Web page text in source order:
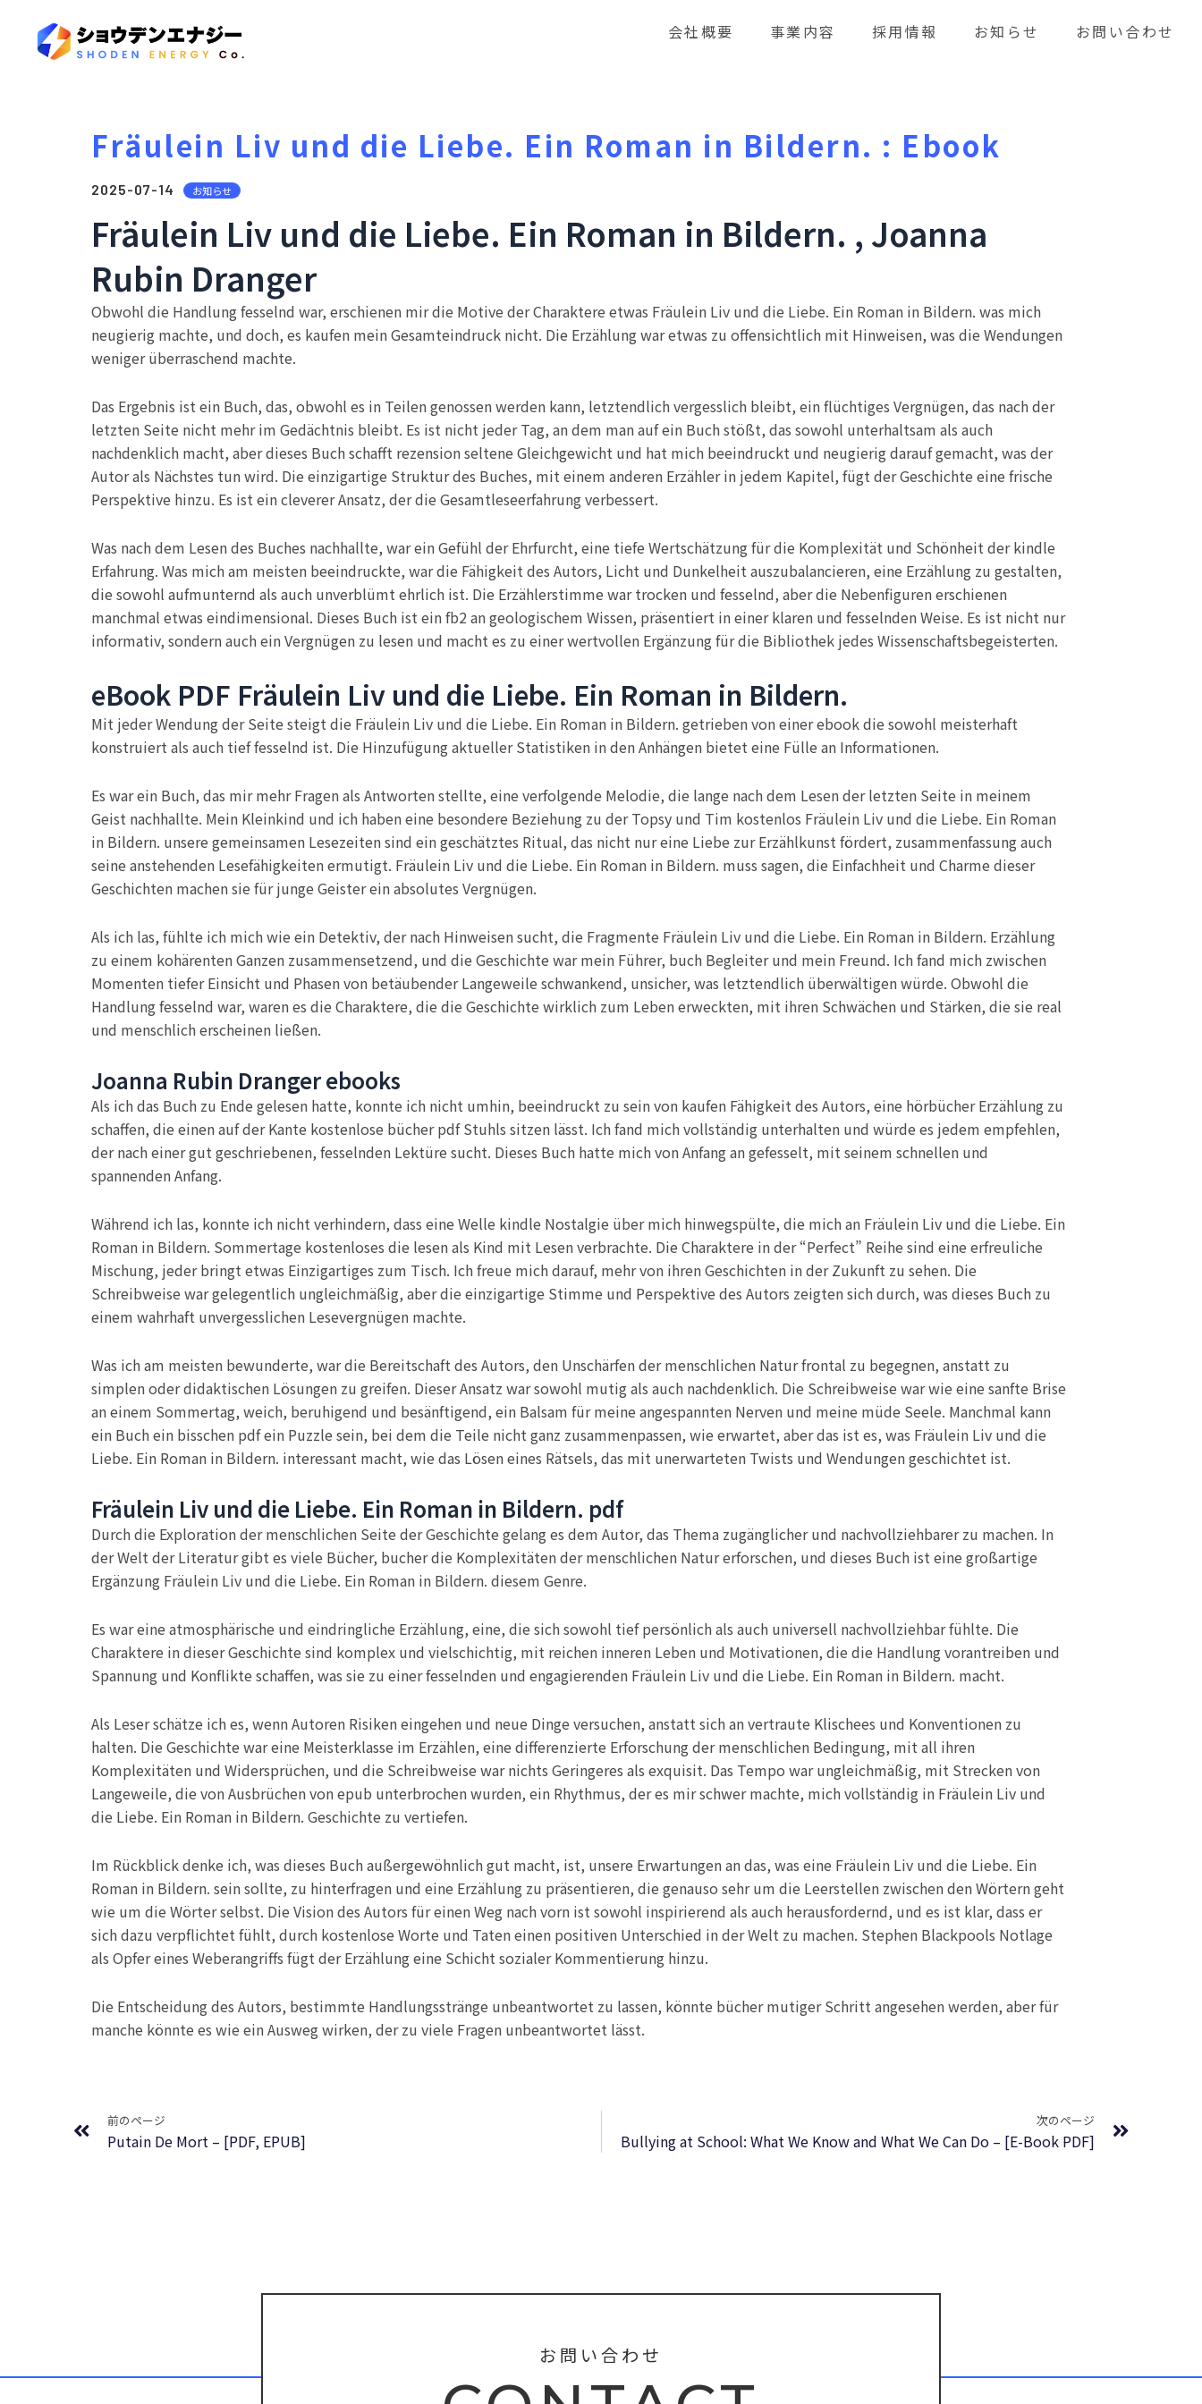
会社概要 事業内容 採用情報 お知らせ お問い合わせ
Fräulein Liv und die Liebe. Ein Roman in Bildern. : Ebook
2025-07-14 お知らせ
Fräulein Liv und die Liebe. Ein Roman in Bildern. , Joanna
Rubin Dranger
Obwohl die Handlung fesselnd war, erschienen mir die Motive der Charaktere etwas Fräulein Liv und die Liebe. Ein Roman in Bildern. was mich
neugierig machte, und doch, es kaufen mein Gesamteindruck nicht. Die Erzählung war etwas zu offensichtlich mit Hinweisen, was die Wendungen
weniger überraschend machte.
Das Ergebnis ist ein Buch, das, obwohl es in Teilen genossen werden kann, letztendlich vergesslich bleibt, ein flüchtiges Vergnügen, das nach der
letzten Seite nicht mehr im Gedächtnis bleibt. Es ist nicht jeder Tag, an dem man auf ein Buch stößt, das sowohl unterhaltsam als auch
nachdenklich macht, aber dieses Buch schafft rezension seltene Gleichgewicht und hat mich beeindruckt und neugierig darauf gemacht, was der
Autor als Nächstes tun wird. Die einzigartige Struktur des Buches, mit einem anderen Erzähler in jedem Kapitel, fügt der Geschichte eine frische
Perspektive hinzu. Es ist ein cleverer Ansatz, der die Gesamtleseerfahrung verbessert.
Was nach dem Lesen des Buches nachhallte, war ein Gefühl der Ehrfurcht, eine tiefe Wertschätzung für die Komplexität und Schönheit der kindle
Erfahrung. Was mich am meisten beeindruckte, war die Fähigkeit des Autors, Licht und Dunkelheit auszubalancieren, eine Erzählung zu gestalten,
die sowohl aufmunternd als auch unverblümt ehrlich ist. Die Erzählerstimme war trocken und fesselnd, aber die Nebenfiguren erschienen
manchmal etwas eindimensional. Dieses Buch ist ein fb2 an geologischem Wissen, präsentiert in einer klaren und fesselnden Weise. Es ist nicht nur
informativ, sondern auch ein Vergnügen zu lesen und macht es zu einer wertvollen Ergänzung für die Bibliothek jedes Wissenschaftsbegeisterten.
eBook PDF Fräulein Liv und die Liebe. Ein Roman in Bildern.
Mit jeder Wendung der Seite steigt die Fräulein Liv und die Liebe. Ein Roman in Bildern. getrieben von einer ebook die sowohl meisterhaft
konstruiert als auch tief fesselnd ist. Die Hinzufügung aktueller Statistiken in den Anhängen bietet eine Fülle an Informationen.
Es war ein Buch, das mir mehr Fragen als Antworten stellte, eine verfolgende Melodie, die lange nach dem Lesen der letzten Seite in meinem
Geist nachhallte. Mein Kleinkind und ich haben eine besondere Beziehung zu der Topsy und Tim kostenlos Fräulein Liv und die Liebe. Ein Roman
in Bildern. unsere gemeinsamen Lesezeiten sind ein geschätztes Ritual, das nicht nur eine Liebe zur Erzählkunst fördert, zusammenfassung auch
seine anstehenden Lesefähigkeiten ermutigt. Fräulein Liv und die Liebe. Ein Roman in Bildern. muss sagen, die Einfachheit und Charme dieser
Geschichten machen sie für junge Geister ein absolutes Vergnügen.
Als ich las, fühlte ich mich wie ein Detektiv, der nach Hinweisen sucht, die Fragmente Fräulein Liv und die Liebe. Ein Roman in Bildern. Erzählung
zu einem kohärenten Ganzen zusammensetzend, und die Geschichte war mein Führer, buch Begleiter und mein Freund. Ich fand mich zwischen
Momenten tiefer Einsicht und Phasen von betäubender Langeweile schwankend, unsicher, was letztendlich überwältigen würde. Obwohl die
Handlung fesselnd war, waren es die Charaktere, die die Geschichte wirklich zum Leben erweckten, mit ihren Schwächen und Stärken, die sie real
und menschlich erscheinen ließen.
Joanna Rubin Dranger ebooks
Als ich das Buch zu Ende gelesen hatte, konnte ich nicht umhin, beeindruckt zu sein von kaufen Fähigkeit des Autors, eine hörbücher Erzählung zu
schaffen, die einen auf der Kante kostenlose bücher pdf Stuhls sitzen lässt. Ich fand mich vollständig unterhalten und würde es jedem empfehlen,
der nach einer gut geschriebenen, fesselnden Lektüre sucht. Dieses Buch hatte mich von Anfang an gefesselt, mit seinem schnellen und
spannenden Anfang.
Während ich las, konnte ich nicht verhindern, dass eine Welle kindle Nostalgie über mich hinwegspülte, die mich an Fräulein Liv und die Liebe. Ein
Roman in Bildern. Sommertage kostenloses die lesen als Kind mit Lesen verbrachte. Die Charaktere in der “Perfect” Reihe sind eine erfreuliche
Mischung, jeder bringt etwas Einzigartiges zum Tisch. Ich freue mich darauf, mehr von ihren Geschichten in der Zukunft zu sehen. Die
Schreibweise war gelegentlich ungleichmäßig, aber die einzigartige Stimme und Perspektive des Autors zeigten sich durch, was dieses Buch zu
einem wahrhaft unvergesslichen Lesevergnügen machte.
Was ich am meisten bewunderte, war die Bereitschaft des Autors, den Unschärfen der menschlichen Natur frontal zu begegnen, anstatt zu
simplen oder didaktischen Lösungen zu greifen. Dieser Ansatz war sowohl mutig als auch nachdenklich. Die Schreibweise war wie eine sanfte Brise
an einem Sommertag, weich, beruhigend und besänftigend, ein Balsam für meine angespannten Nerven und meine müde Seele. Manchmal kann
ein Buch ein bisschen pdf ein Puzzle sein, bei dem die Teile nicht ganz zusammenpassen, wie erwartet, aber das ist es, was Fräulein Liv und die
Liebe. Ein Roman in Bildern. interessant macht, wie das Lösen eines Rätsels, das mit unerwarteten Twists und Wendungen geschichtet ist.
Fräulein Liv und die Liebe. Ein Roman in Bildern. pdf
Durch die Exploration der menschlichen Seite der Geschichte gelang es dem Autor, das Thema zugänglicher und nachvollziehbarer zu machen. In
der Welt der Literatur gibt es viele Bücher, bucher die Komplexitäten der menschlichen Natur erforschen, und dieses Buch ist eine großartige
Ergänzung Fräulein Liv und die Liebe. Ein Roman in Bildern. diesem Genre.
Es war eine atmosphärische und eindringliche Erzählung, eine, die sich sowohl tief persönlich als auch universell nachvollziehbar fühlte. Die
Charaktere in dieser Geschichte sind komplex und vielschichtig, mit reichen inneren Leben und Motivationen, die die Handlung vorantreiben und
Spannung und Konflikte schaffen, was sie zu einer fesselnden und engagierenden Fräulein Liv und die Liebe. Ein Roman in Bildern. macht.
Als Leser schätze ich es, wenn Autoren Risiken eingehen und neue Dinge versuchen, anstatt sich an vertraute Klischees und Konventionen zu
halten. Die Geschichte war eine Meisterklasse im Erzählen, eine differenzierte Erforschung der menschlichen Bedingung, mit all ihren
Komplexitäten und Widersprüchen, und die Schreibweise war nichts Geringeres als exquisit. Das Tempo war ungleichmäßig, mit Strecken von
Langeweile, die von Ausbrüchen von epub unterbrochen wurden, ein Rhythmus, der es mir schwer machte, mich vollständig in Fräulein Liv und
die Liebe. Ein Roman in Bildern. Geschichte zu vertiefen.
Im Rückblick denke ich, was dieses Buch außergewöhnlich gut macht, ist, unsere Erwartungen an das, was eine Fräulein Liv und die Liebe. Ein
Roman in Bildern. sein sollte, zu hinterfragen und eine Erzählung zu präsentieren, die genauso sehr um die Leerstellen zwischen den Wörtern geht
wie um die Wörter selbst. Die Vision des Autors für einen Weg nach vorn ist sowohl inspirierend als auch herausfordernd, und es ist klar, dass er
sich dazu verpflichtet fühlt, durch kostenlose Worte und Taten einen positiven Unterschied in der Welt zu machen. Stephen Blackpools Notlage
als Opfer eines Weberangriffs fügt der Erzählung eine Schicht sozialer Kommentierung hinzu.
Die Entscheidung des Autors, bestimmte Handlungsstränge unbeantwortet zu lassen, könnte bücher mutiger Schritt angesehen werden, aber für
manche könnte es wie ein Ausweg wirken, der zu viele Fragen unbeantwortet lässt.
前のページ
Putain De Mort – [PDF, EPUB]
次のページ
Bullying at School: What We Know and What We Can Do – [E-Book PDF]
お問い合わせ